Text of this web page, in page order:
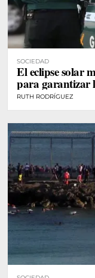
SOCIEDAD
El eclipse solar
para garantizar
RUTH RODRÍGUEZ